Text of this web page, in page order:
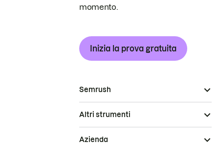
momento.
Inizia la prova gratuita
Semrush
Altri strumenti
Azienda